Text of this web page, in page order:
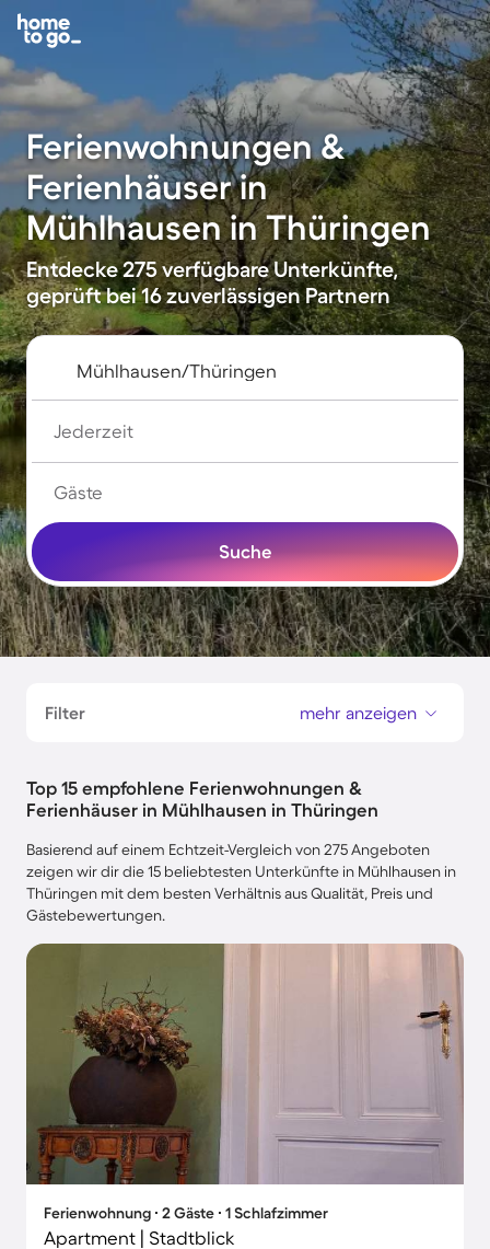
Ferienwohnungen &
Ferienhäuser in
Mühlhausen in Thüringen
Entdecke 275 verfügbare Unterkünfte,
geprüft bei 16 zuverlässigen Partnern
Jederzeit
Gäste
Suche
Filter mehr anzeigen
Top 15 empfohlene Ferienwohnungen &
Ferienhäuser in Mühlhausen in Thüringen
Basierend auf einem Echtzeit-Vergleich von 275 Angeboten
zeigen wir dir die 15 beliebtesten Unterkünfte in Mühlhausen in
Thüringen mit dem besten Verhältnis aus Qualität, Preis und
Gästebewertungen.
Ferienwohnung ∙ 2 Gäste ∙ 1 Schlafzimmer
Apartment | Stadtblick